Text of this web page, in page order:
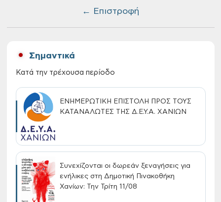
← Επιστροφή
Σημαντικά
Κατά την τρέχουσα περίοδο
ΕΝΗΜΕΡΩΤΙΚΗ ΕΠΙΣΤΟΛΗ ΠΡΟΣ ΤΟΥΣ
ΚΑΤΑΝΑΛΩΤΕΣ ΤΗΣ Δ.Ε.Υ.Α. ΧΑΝΙΩΝ
Συνεχίζονται οι δωρεάν ξεναγήσεις για
ενήλικες στη Δημοτική Πινακοθήκη
Χανίων: Την Τρίτη 11/08